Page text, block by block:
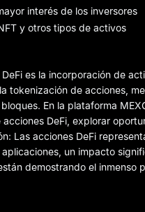
interés de los inversores
y otros tipos de activos
es la incorporación de
tokenización de acciones,
En la plataforma
DeFi, explorar
Las acciones DeFi
un impacto
demostrando el inmenso